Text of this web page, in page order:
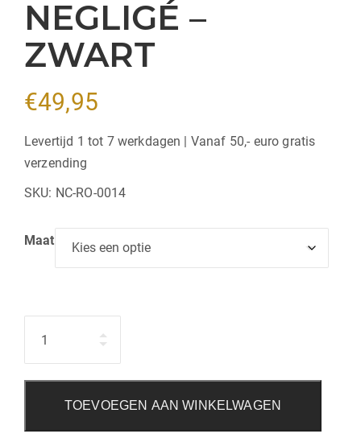
NEGLIGÉ –
ZWART
€49,95
Levertijd 1 tot 7 werkdagen | Vanaf 50,- euro gratis
verzending
SKU: NC-RO-0014
Maat
TOEVOEGEN AAN WINKELWAGEN